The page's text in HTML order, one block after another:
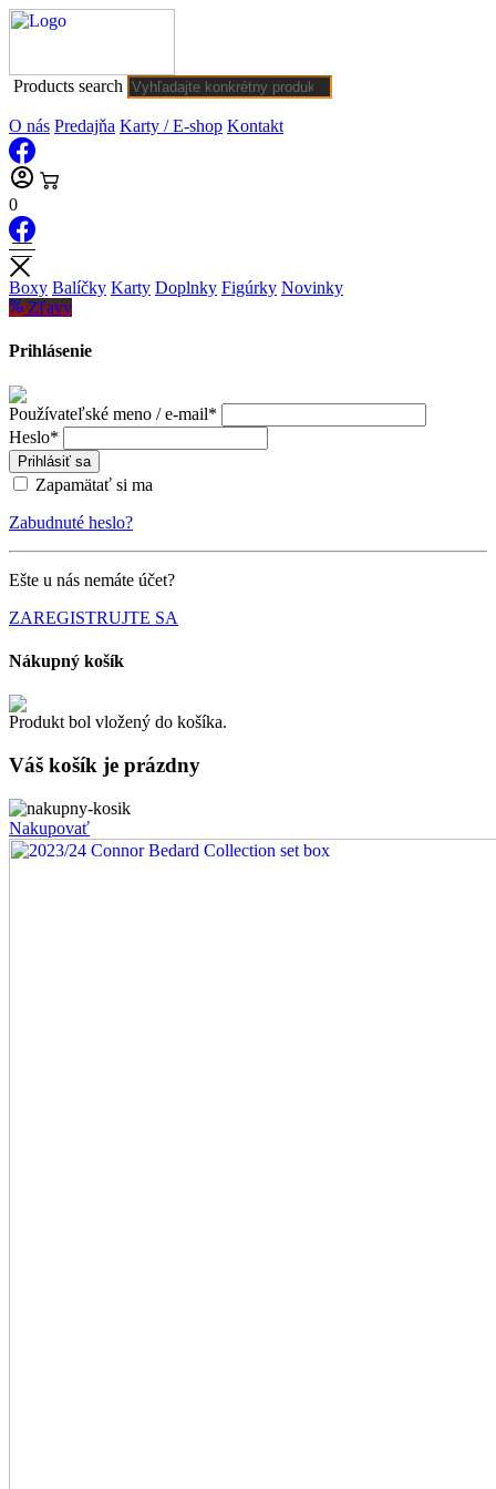
Products search
O nás Predajňa Karty / E-shop Kontakt
0
Boxy Balíčky Karty Doplnky Figúrky Novinky
Zľavy
Prihlásenie
Používateľské meno / e-mail*
Heslo*
Prihlásiť sa
Zapamätať si ma
Zabudnuté heslo?
Ešte u nás nemáte účet?
ZAREGISTRUJTE SA
Nákupný košík
Produkt bol vložený do košíka.
Váš košík je prázdny
Nakupovať